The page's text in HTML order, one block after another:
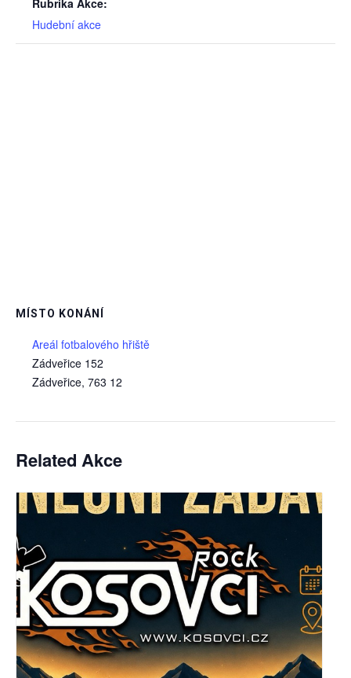
Hudební akce
MÍSTO KONÁNÍ
Areál fotbalového hřiště
Zádveřice 152
Zádveřice, 763 12
Related Akce